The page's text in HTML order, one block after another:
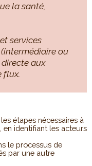
la santé,
services
ou
directe aux
flux.
étapes nécessaires à
en identifiant les acteurs
le processus de
par une autre